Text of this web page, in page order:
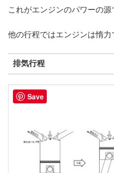
これがエンジンのパワーの源
他の行程ではエンジンは惰力
排気行程
Save